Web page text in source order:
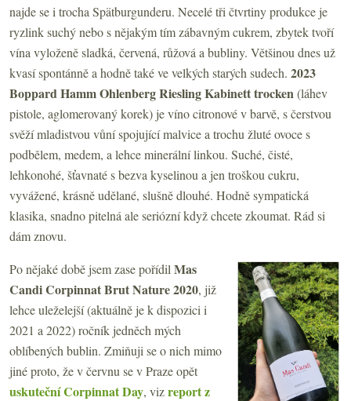
najde se i trocha Spätburgunderu. Necelé tři čtvrtiny produkce je
ryzlink suchý nebo s nějakým tím zábavným cukrem, zbytek tvoří
vína vyloženě sladká, červená, růžová a bubliny. Většinou dnes už
kvasí spontánně a hodně také ve velkých starých sudech. 2023
Boppard Hamm Ohlenberg Riesling Kabinett trocken(láhev
pistole, aglomerovaný korek) je víno citronové v barvě, s čerstvou
svěží mladistvou vůní spojující malvice a trochu žluté ovoce s
podbělem, medem, a lehce minerální linkou. Suché, čisté,
lehkonohé, šťavnaté s bezva kyselinou a jen troškou cukru,
vyvážené, krásně udělané, slušně dlouhé. Hodně sympatická
klasika, snadno pitelná ale seriózní když chcete zkoumat. Rád si
dám znovu.
Po nějaké době jsem zase pořídil Mas
Candi Corpinnat Brut Nature 2020, již
lehce uleželejší (aktuálně je k dispozici i
2021 a 2022) ročník jedněch mých
oblíbených bublin. Zmiňuji se o nich mimo
jiné proto, že v červnu se v Praze opět
uskuteční Corpinnat Day, vizreport z